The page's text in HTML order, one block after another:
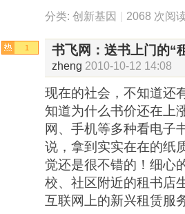
分类: 创新基因 | 2068 次阅
1 书飞网：送书上门的“
zheng 2010-10-12 14:08
现在的社会，不知道还
知道为什么书价还在上
网、手机等多种看电子
说，拿到实实在在的纸
觉还是很不错的！细心
校、社区附近的租书店
互联网上的新兴租赁服